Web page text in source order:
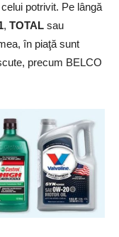
potrivit. Pe lângă
, TOTAL sau
în piaţă sunt
precum BELCO